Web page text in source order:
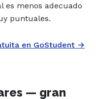
es menos adecuado
puntuales.
en GoStudent →
— gran